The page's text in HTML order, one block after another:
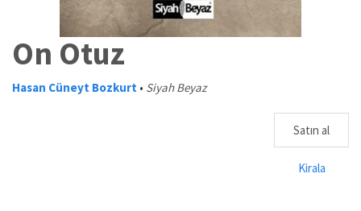
On Otuz
Hasan Cüneyt Bozkurt • Siyah Beyaz
Satın al
Kirala